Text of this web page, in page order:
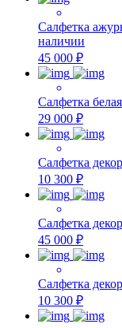
Салфетка
наличии
45 000 ₽
Салфетка
29 000 ₽
Салфетка
10 300 ₽
Салфетка
45 000 ₽
Салфетка
10 300 ₽